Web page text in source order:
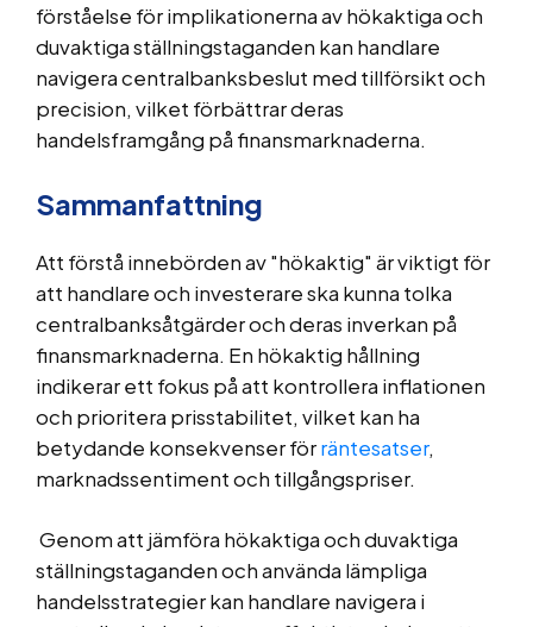
förståelse för implikationerna av hökaktiga och
duvaktiga ställningstaganden kan handlare
navigera centralbanksbeslut med tillförsikt och
precision, vilket förbättrar deras
handelsframgång på finansmarknaderna.
Sammanfattning
Att förstå innebörden av "hökaktig" är viktigt för
att handlare och investerare ska kunna tolka
centralbanksåtgärder och deras inverkan på
finansmarknaderna. En hökaktig hållning
indikerar ett fokus på att kontrollera inflationen
och prioritera prisstabilitet, vilket kan ha
betydande konsekvenser förräntesatser,
marknadssentiment och tillgångspriser.
Genom att jämföra hökaktiga och duvaktiga
ställningstaganden och använda lämpliga
handelsstrategier kan handlare navigera i